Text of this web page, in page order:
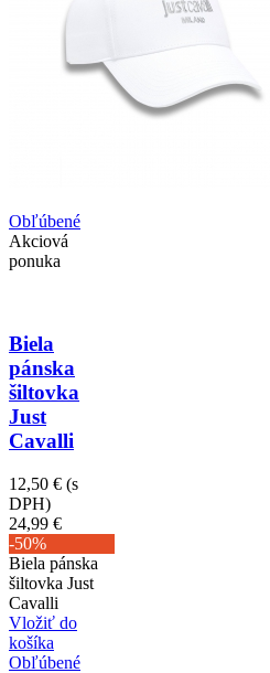
Obľúbené
Akciová
ponuka
Biela
pánska
šiltovka
Just
Cavalli
12,50 € (s
DPH)
24,99 €
-50%
Biela pánska
šiltovka Just
Cavalli
Vložiť do
košíka
Obľúbené